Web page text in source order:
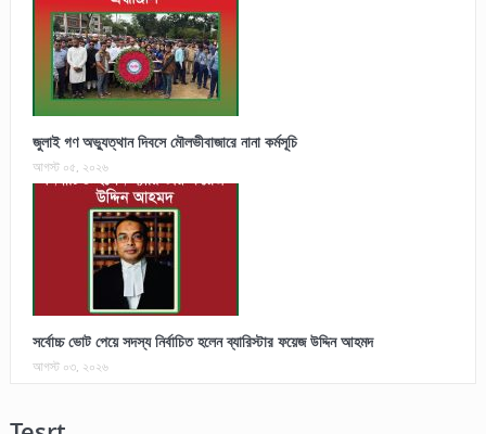
জুলাই গণ অভ্যুত্থান দিবসে মৌলভীবাজারে নানা কর্মসূচি
আগস্ট ০৫, ২০২৬
সর্বোচ্চ ভোট পেয়ে সদস্য নির্বাচিত হলেন ব্যারিস্টার ফয়েজ উদ্দিন আহমদ
আগস্ট ০৩, ২০২৬